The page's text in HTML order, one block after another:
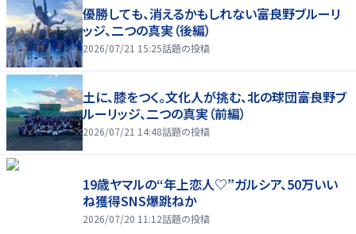
優勝しても、消えるかもしれない――富良野ブルーリ
ッジ、二つの真実（後編）
2026/07/21 15:25話題の投稿
土に、膝をつく。文化人が挑む、北の球団――富良野ブ
ルーリッジ、二つの真実（前編）
2026/07/21 14:48話題の投稿
19歳ヤマルの“年上恋人♡”ガルシア、50万いい
ね獲得SNS爆跳ねか
2026/07/20 11:12話題の投稿